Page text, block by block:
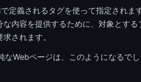
定義されるタグを使って指定されま
内容を提供するために、対象とす
されます。
Webページは、このようになるで